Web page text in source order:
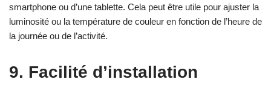
smartphone ou d’une tablette. Cela peut être utile pour ajuster la
luminosité ou la température de couleur en fonction de l’heure de
la journée ou de l’activité.
9. Facilité d’installation